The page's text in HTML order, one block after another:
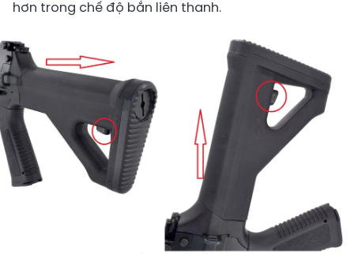
hơn trong chế độ bắn liên thanh.